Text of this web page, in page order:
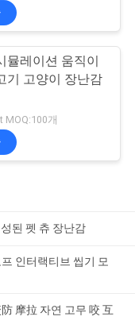
뮬레이션 움직이
기 고양이 장난감
MOQ:100개
된 펫 츄 장난감
인터랙티브 씹기 모
摩拉 자연 고무 咬 互